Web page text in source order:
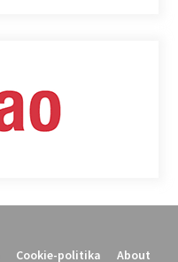
Cookie-politika About